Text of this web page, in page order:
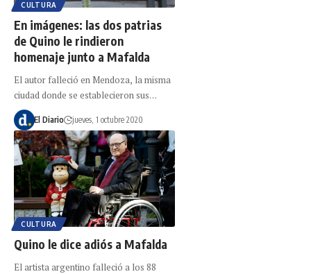
CULTURA
En imágenes: las dos patrias
de Quino le rindieron
homenaje junto a Mafalda
El autor falleció en Mendoza, la misma
ciudad donde se establecieron sus…
El Diario jueves, 1 octubre 2020
CULTURA
Quino le dice adiós a Mafalda
El artista argentino falleció a los 88